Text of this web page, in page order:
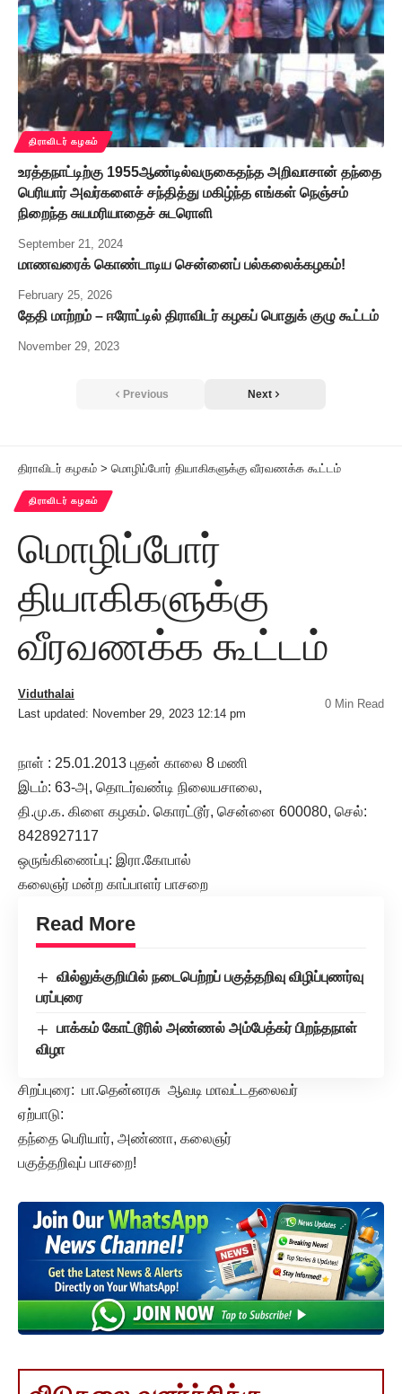
திராவிடர் கழகம்
உரத்தநாட்டிற்கு 1955ஆண்டில்வருகைதந்த அறிவாசான் தந்தை
பெரியார் அவர்களைச் சந்தித்து மகிழ்ந்த எங்கள் நெஞ்சம்
நிறைந்த சுயமரியாதைச் சுடரொளி
September 21, 2024
மாணவரைக் கொண்டாடிய சென்னைப் பல்கலைக்கழகம்!
February 25, 2026
தேதி மாற்றம் – ஈரோட்டில் திராவிடர் கழகப் பொதுக் குழு கூட்டம்
November 29, 2023
Previous Next
திராவிடர் கழகம் > மொழிப்போர் தியாகிகளுக்கு வீரவணக்க கூட்டம்
திராவிடர் கழகம்
மொழிப்போர்
தியாகிகளுக்கு
வீரவணக்க கூட்டம்
Last updated: November 29, 2023 12:14 pm
Viduthalai
0 Min Read
நாள் : 25.01.2013 புதன் காலை 8 மணி
இடம்: 63-அ, தொடர்வண்டி நிலையசாலை,
தி.மு.க. கிளை கழகம். கொரட்டூர், சென்னை 600080, செல்:
8428927117
ஒருங்கிணைப்பு: இரா.கோபால்
கலைஞர் மன்ற காப்பாளர் பாசறை
Read More
வில்லுக்குறியில் நடைபெற்றப் பகுத்தறிவு விழிப்புணர்வு
பரப்புரை
பாக்கம் கோட்டூரில் அண்ணல் அம்பேத்கர் பிறந்தநாள்
விழா
சிறப்புரை: பா.தென்னரசு ஆவடி மாவட்டதலைவர்
ஏற்பாடு:
தந்தை பெரியார், அண்ணா, கலைஞர்
பகுத்தறிவுப் பாசறை!